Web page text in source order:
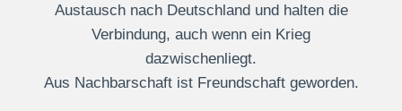
Austausch nach Deutschland und halten die
Verbindung, auch wenn ein Krieg
dazwischenliegt.
Aus Nachbarschaft ist Freundschaft geworden.